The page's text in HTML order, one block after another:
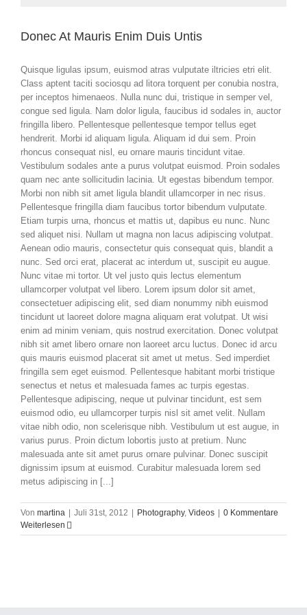
Donec At Mauris Enim Duis Untis
Quisque ligulas ipsum, euismod atras vulputate iltricies etri elit.
Class aptent taciti sociosqu ad litora torquent per conubia nostra,
per inceptos himenaeos. Nulla nunc dui, tristique in semper vel,
congue sed ligula. Nam dolor ligula, faucibus id sodales in, auctor
fringilla libero. Pellentesque pellentesque tempor tellus eget
hendrerit. Morbi id aliquam ligula. Aliquam id dui sem. Proin
rhoncus consequat nisl, eu ornare mauris tincidunt vitae.
Vestibulum sodales ante a purus volutpat euismod. Proin sodales
quam nec ante sollicitudin lacinia. Ut egestas bibendum tempor.
Morbi non nibh sit amet ligula blandit ullamcorper in nec risus.
Pellentesque fringilla diam faucibus tortor bibendum vulputate.
Etiam turpis urna, rhoncus et mattis ut, dapibus eu nunc. Nunc
sed aliquet nisi. Nullam ut magna non lacus adipiscing volutpat.
Aenean odio mauris, consectetur quis consequat quis, blandit a
nunc. Sed orci erat, placerat ac interdum ut, suscipit eu augue.
Nunc vitae mi tortor. Ut vel justo quis lectus elementum
ullamcorper volutpat vel libero. Lorem ipsum dolor sit amet,
consectetuer adipiscing elit, sed diam nonummy nibh euismod
tincidunt ut laoreet dolore magna aliquam erat volutpat. Ut wisi
enim ad minim veniam, quis nostrud exercitation. Donec volutpat
nibh sit amet libero ornare non laoreet arcu luctus. Donec id arcu
quis mauris euismod placerat sit amet ut metus. Sed imperdiet
fringilla sem eget euismod. Pellentesque habitant morbi tristique
senectus et netus et malesuada fames ac turpis egestas.
Pellentesque adipiscing, neque ut pulvinar tincidunt, est sem
euismod odio, eu ullamcorper turpis nisl sit amet velit. Nullam
vitae nibh odio, non scelerisque nibh. Vestibulum ut est augue, in
varius purus. Proin dictum lobortis justo at pretium. Nunc
malesuada ante sit amet purus ornare pulvinar. Donec suscipit
dignissim ipsum at euismod. Curabitur malesuada lorem sed
metus adipiscing in [...]
Von martina Juli 31st, 2012 Photography, Videos
0 Kommentare
Weiterlesen